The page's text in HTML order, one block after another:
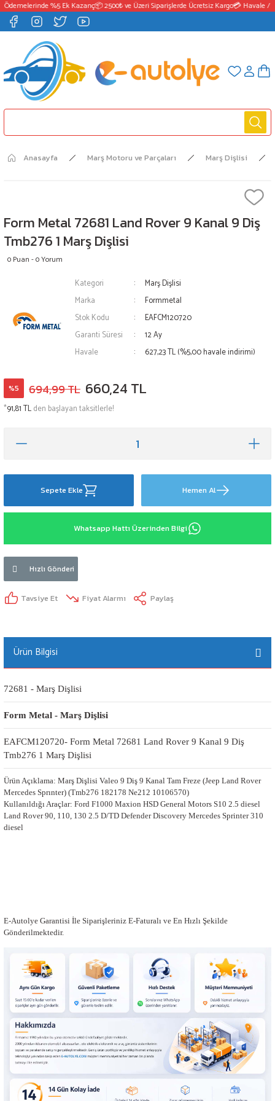
%5 Ek Kazanç📦 2500₺ ve Üzeri Siparişlerde Ücretsiz Kargo💳 Havale /
Anasayfa Marş Motoru ve Parçaları Marş Dişlisi
Form Metal 72681 Land Rover 9 Kanal 9 Diş
Tmb276 1 Marş Dişlisi
0 Puan - 0 Yorum
Kategori
Marş Dişlisi
Marka
Formmetal
Stok Kodu
EAFCM120720
Garanti Süresi
12 Ay
Havale
627,23 TL (%5,00 havale indirimi)
%5 694,99 TL 660,24 TL
*91,81 TLden başlayan taksitlerle!
Sepete Ekle Hemen Al
Whatsapp Hattı Üzerinden Bilgi
Hızlı Gönderi
Tavsiye Et Fiyat Alarmı Paylaş
Ürün Bilgisi
72681 - Marş Dişlisi
Form Metal - Marş Dişlisi
EAFCM120720- Form Metal 72681 Land Rover 9 Kanal 9 Diş
Tmb276 1 Marş Dişlisi
Ürün Açıklama: Marş Dişlisi Valeo 9 Diş 9 Kanal Tam Freze (Jeep Land Rover
Mercedes Sprınter) (Tmb276 182178 Ne212 10106570)
Kullanıldığı Araçlar: Ford F1000 Maxion HSD General Motors S10 2.5 diesel
Land Rover 90, 110, 130 2.5 D/TD Defender Discovery Mercedes Sprinter 310
diesel
E-Autolye Garantisi İle Siparişleriniz E-Faturalı ve En Hızlı Şekilde
Gönderilmektedir.